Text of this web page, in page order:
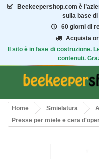
Beekeepershop.com è
sulla base
60 giorni di
Acquista
Il sito è in fase di costruzione.
contenuti.
Home Smielatura
Presse per miele e cera